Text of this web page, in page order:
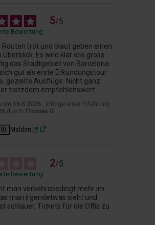
5/5
Bewertung
Routen (rot und blau) geben einen
Überblick. Es wird klar wie gross
das Stadtgebiet von Barcelona
gut als erste Erkundungstour
gezielte Ausflüge. Nicht ganz
trotzdem empfehlenswert.
16.6.2026 , infolge einer Erfahrung
durch Thomas G.
Melden
2/5
Bewertung
man verkehrsbedingt mehr im
man irgendetwas sieht und
schlauer, Tickets für die Öffis zu